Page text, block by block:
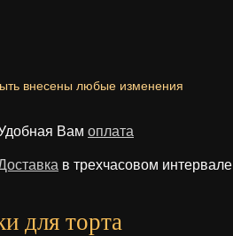
внесены любые изменения
Вам оплата
в трехчасовом интервале
для торта